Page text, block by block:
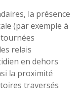
la présence
(par exemple à
relais
en dehors
la proximité
traversés